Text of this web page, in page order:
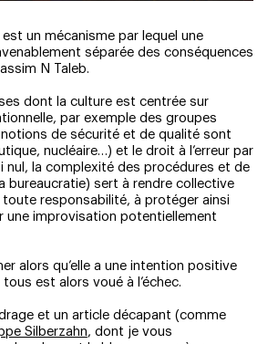
un mécanisme par lequel une
séparée des conséquences
N Taleb.
dont la culture est centrée sur
par exemple des groupes
de sécurité et de qualité sont
nucléaire…) et le droit à l’erreur par
nul, la complexité des procédures et de
bureaucratie) sert à rendre collective
responsabilité, à protéger ainsi
une improvisation potentiellement
alors qu’elle a une intention positive
est alors voué à l’échec.
et un article décapant (comme
Silberzahn, dont je vous